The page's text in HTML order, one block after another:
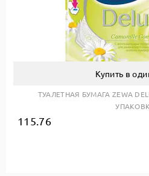
Купить в
ТУАЛЕТНАЯ БУМАГА ZEWA
115.76